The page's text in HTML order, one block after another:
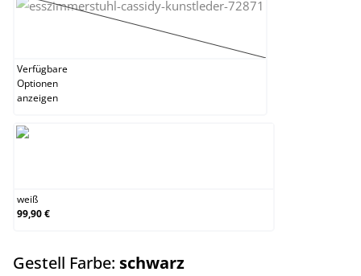
rot
(Diese Option ist zurzeit nicht verfügbar.)
Verfügbare
Optionen
anzeigen
weiß
99,90 €
Gestell Farbe: schwarzauswählen